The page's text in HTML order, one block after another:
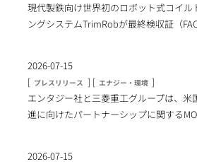
現代製鉄向け世界初のロボット式コイル
ングシステムTrimRobが最終検収証（
2026-07-15
[ プレスリリース ] [ エナジー・環境 ]
エンタジー社と三菱重工グループは、米
進に向けたパートナーシップに関する
2026-07-15